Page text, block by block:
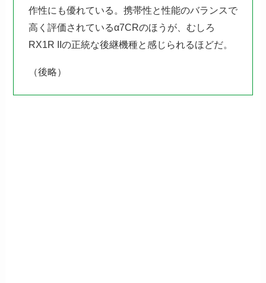
作性にも優れている。携帯性と性能のバランスで
高く評価されているα7CRのほうが、むしろ
RX1R IIの正統な後継機種と感じられるほどだ。
（後略）